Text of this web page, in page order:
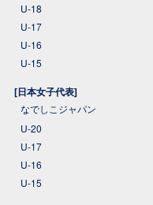
U-18
U-17
U-16
U-15
[日本女子代表]
なでしこジャパン
U-20
U-17
U-16
U-15